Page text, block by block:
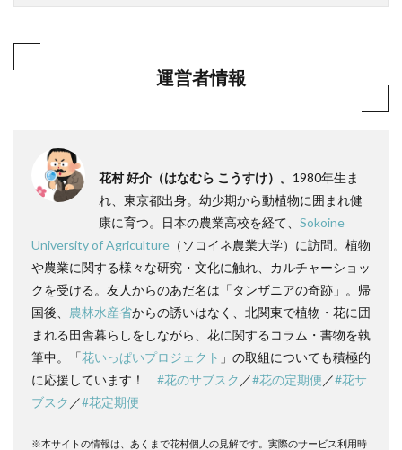
運営者情報
花村 好介（はなむら こうすけ）。 1980年生ま
れ、東京都出身。幼少期から動植物に囲まれ健
康に育つ。日本の農業高校を経て、 Sokoine
University of Agriculture （ソコイネ農業大学）に訪問。植物
や農業に関する様々な研究・文化に触れ、カルチャーショッ
クを受ける。友人からのあだ名は「タンザニアの奇跡」。帰
国後、 農林水産省からの誘いはなく、北関東で植物・花に囲
まれる田舎暮らしをしながら、花に関するコラム・書物を執
筆中。「花いっぱいプロジェクト 」の取組についても積極的
に応援しています！ #花のサブスク ／#花の定期便 ／#花サ
ブスク ／#花定期便
※本サイトの情報は、あくまで花村個人の見解です。実際のサービス利用時